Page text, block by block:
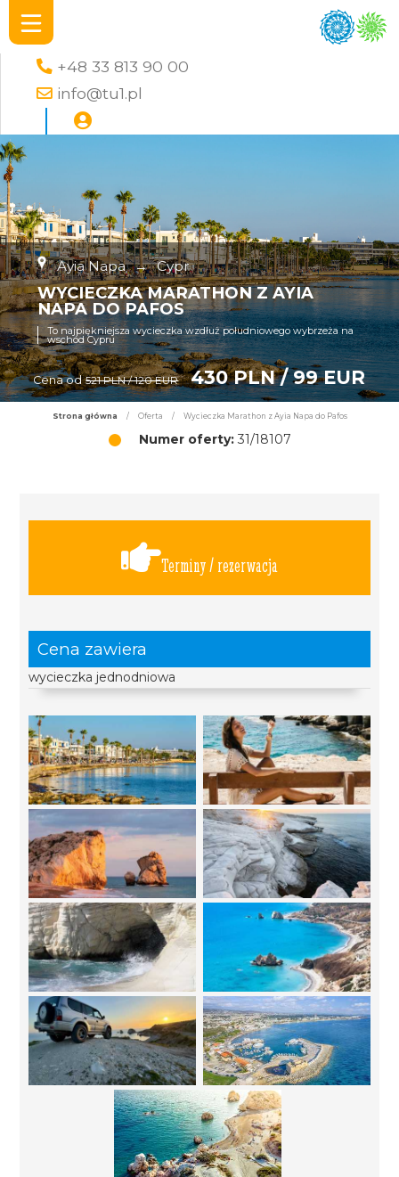
+48 33 813 90 00
info@tu1.pl
Ayia Napa → Cypr
WYCIECZKA MARATHON Z AYIA
NAPA DO PAFOS
To najpiękniejsza wycieczka wzdłuż południowego wybrzeża na
wschód Cypru
Cena od 521 PLN / 120 EUR 430 PLN / 99 EUR
Strona główna / Oferta / Wycieczka Marathon z Ayia Napa do Pafos
Numer oferty:31/18107
Terminy / rezerwacja
Cena zawiera
wycieczka jednodniowa